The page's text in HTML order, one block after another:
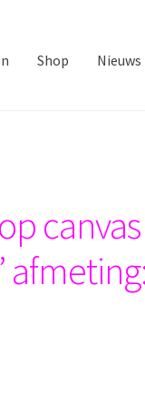
Shop Nieuws
canvas